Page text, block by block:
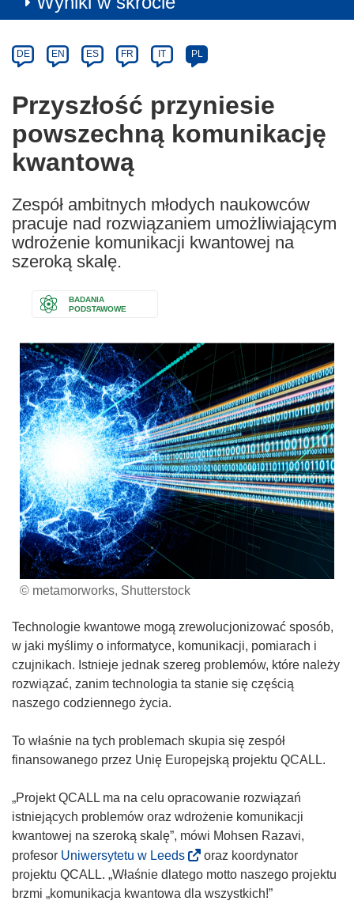
Category
Article
available
the
following
languages:
DE EN ES FR IT PL
Przyszłość przyniesie
powszechną komunikację
kwantową
Zespół ambitnych młodych naukowców
pracuje nad rozwiązaniem umożliwiającym
wdrożenie komunikacji kwantowej na
szeroką skalę.
BADANIA
PODSTAWOWE
© metamorworks, Shutterstock
Technologie kwantowe mogą zrewolucjonizować sposób,
w jaki myślimy o informatyce, komunikacji, pomiarach i
czujnikach. Istnieje jednak szereg problemów, które należy
rozwiązać, zanim technologia ta stanie się częścią
naszego codziennego życia.
To właśnie na tych problemach skupia się zespół
finansowanego przez Unię Europejską projektu QCALL.
„Projekt QCALL ma na celu opracowanie rozwiązań
istniejących problemów oraz wdrożenie komunikacji
kwantowej na szeroką skalę”, mówi Mohsen Razavi,
profesor Uniwersytetu w Leeds(
o
d
oraz koordynator
projektu QCALL. „Właśnie dlatego motto naszego projektu
brzmi „komunikacja kwantowa dla wszystkich!”